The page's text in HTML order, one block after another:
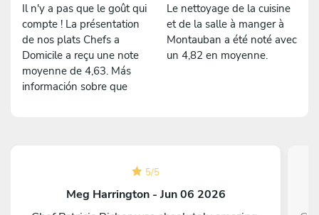
Il n'y a pas que le goût qui
compte ! La présentation
de nos plats Chefs a
Domicile a reçu une note
moyenne de 4,63. Más
información sobre que
Le nettoyage de la cuisine
et de la salle à manger à
Montauban a été noté avec
un 4,82 en moyenne.
5/5
Meg Harrington - Jun 06 2026